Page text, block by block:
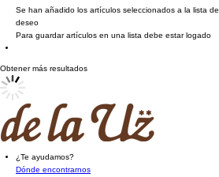
Se han añadido los artículos seleccionados a la lista de
deseo
Para guardar artículos en una lista debe estar logado
Obtener más resultados
¿Te ayudamos?
Dónde encontrarnos